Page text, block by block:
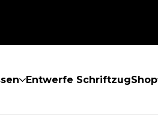
Entwerfe SchriftzugShop